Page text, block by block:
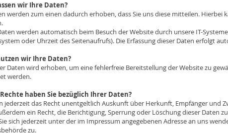
wir Ihre Daten?
werden zum einen dadurch erhoben, dass Sie uns diese mitteilen. Hierbei
werden automatisch beim Besuch der Website durch unsere IT-
oder Uhrzeit des Seitenaufrufs). Die Erfassung dieser Daten erfolgt
wir Ihre Daten?
Daten wird erhoben, um eine fehlerfreie Bereitstellung der Website zu
werden.
haben Sie bezüglich Ihrer Daten?
jederzeit das Recht unentgeltlich Auskunft über Herkunft, Empfänger und
ein Recht, die Berichtigung, Sperrung oder Löschung dieser Daten
sich jederzeit unter der im Impressum angegebenen Adresse an uns
zu.